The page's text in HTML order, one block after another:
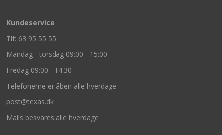
Kundeservice
Tlf: 63 95 55 55
Mandag - torsdag 09:00 - 15:00
Fredag 09:00 - 14:30
Telefonerne er åben alle hverdage
post@texas.dk
Mails besvares alle hverdage